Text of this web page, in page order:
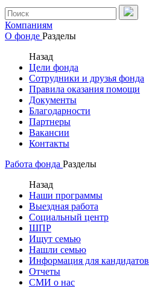
Компаниям
О фонде Разделы
Назад
Цели фонда
Сотрудники и друзья фонда
Правила оказания помощи
Документы
Благодарности
Партнеры
Вакансии
Контакты
Работа фонда Разделы
Назад
Наши программы
Выездная работа
Социальный центр
ШПР
Ищут семью
Нашли семью
Информация для кандидатов
Отчеты
СМИ о нас